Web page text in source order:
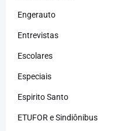
Engerauto
Entrevistas
Escolares
Especiais
Espirito Santo
ETUFOR e Sindiônibus